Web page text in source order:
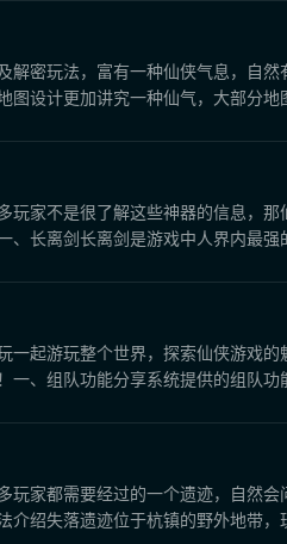
密玩法，富有一种仙侠气息，自
图设计更加讲究一种仙气，大部分地
家不是很了解这些神器的信息，
、长离剑长离剑是游戏中人界内最强
起游玩整个世界，探索仙侠游戏
一、组队功能分享系统提供的组队功
家都需要经过的一个遗迹，自然
介绍失落遗迹位于杭镇的野外地带，